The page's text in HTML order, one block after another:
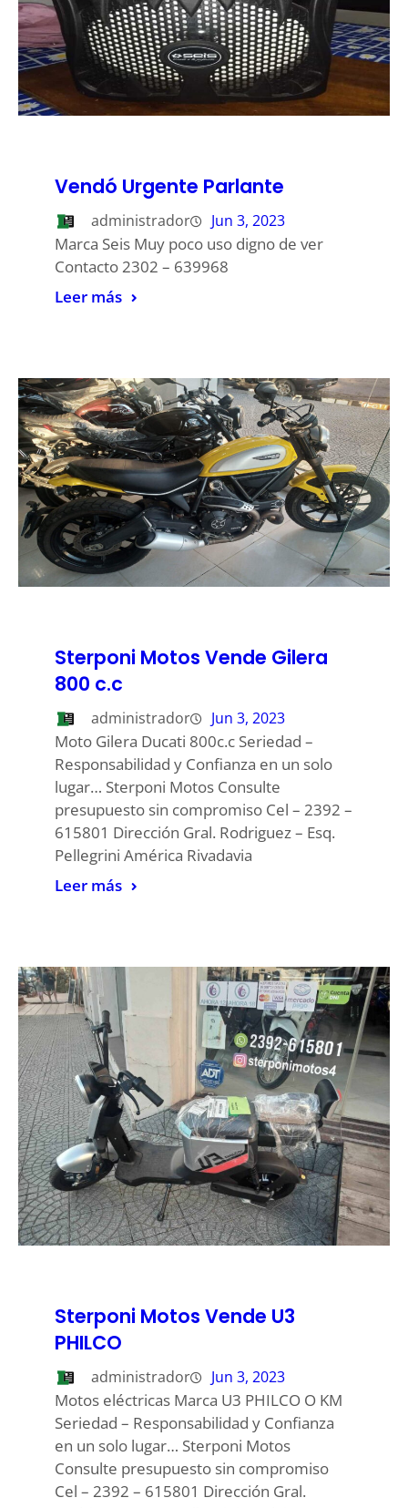
Vendó Urgente Parlante
administrador Jun 3, 2023
Marca Seis Muy poco uso digno de ver
Contacto 2302 – 639968
Leer más
Sterponi Motos Vende Gilera
800 c.c
administrador Jun 3, 2023
Moto Gilera Ducati 800c.c Seriedad –
Responsabilidad y Confianza en un solo
lugar… Sterponi Motos Consulte
presupuesto sin compromiso Cel – 2392 –
615801 Dirección Gral. Rodriguez – Esq.
Pellegrini América Rivadavia
Leer más
Sterponi Motos Vende U3
PHILCO
administrador Jun 3, 2023
Motos eléctricas Marca U3 PHILCO O KM
Seriedad – Responsabilidad y Confianza
en un solo lugar… Sterponi Motos
Consulte presupuesto sin compromiso
Cel – 2392 – 615801 Dirección Gral.